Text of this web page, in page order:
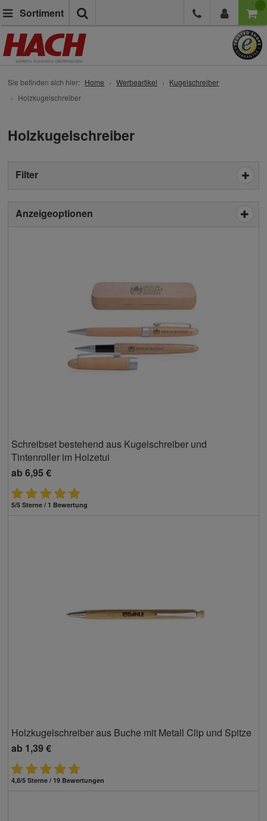
Sortiment
Sie befinden sich hier: Home Werbeartikel
Kugelschreiber
Holzkugelschreiber
Holzkugelschreiber
Filter
Anzeigeoptionen
Schreibset bestehend aus Kugelschreiber und
Tintenroller im Holzetui
ab 6,95 €
5/5 Sterne / 1 Bewertung
Holzkugelschreiber aus Buche mit Metall Clip und Spitze
ab 1,39 €
4,8/5 Sterne / 19 Bewertungen